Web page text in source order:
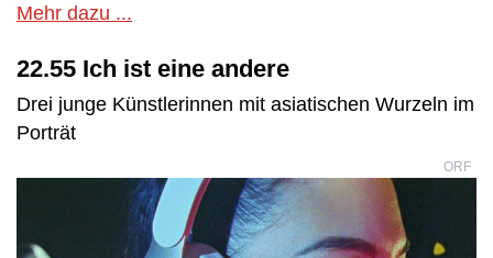
Mehr dazu ...
22.55 Ich ist eine andere
Drei junge Künstlerinnen mit asiatischen Wurzeln im
Porträt
ORF